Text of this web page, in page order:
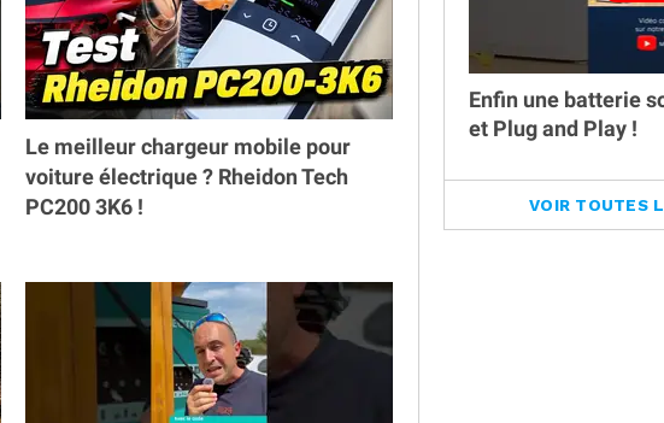
Le meilleur chargeur mobile pour
voiture électrique ? Rheidon Tech
PC200 3K6 !
Enfin une batterie
et Plug and Play !
VOIR TOUTES